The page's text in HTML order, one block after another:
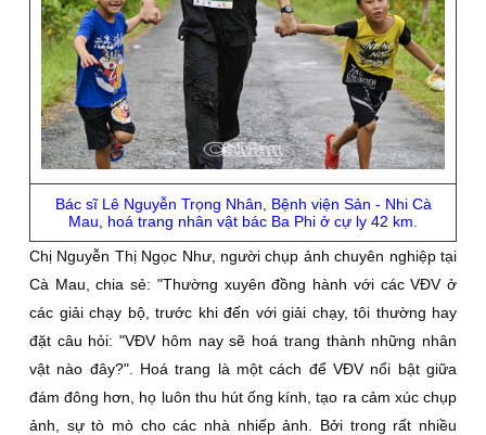
Bác sĩ Lê Nguyễn Trọng Nhân, Bệnh viện Sản - Nhi Cà
Mau, hoá trang nhân vật bác Ba Phi ở cự ly 42 km.
Chị Nguyễn Thị Ngọc Như, người chụp ảnh chuyên nghiệp tại
Cà Mau, chia sẻ: "Thường xuyên đồng hành với các VÐV ở
các giải chạy bộ, trước khi đến với giải chạy, tôi thường hay
đặt câu hỏi: "VÐV hôm nay sẽ hoá trang thành những nhân
vật nào đây?". Hoá trang là một cách để VÐV nổi bật giữa
đám đông hơn, họ luôn thu hút ống kính, tạo ra cảm xúc chụp
ảnh, sự tò mò cho các nhà nhiếp ảnh. Bởi trong rất nhiều